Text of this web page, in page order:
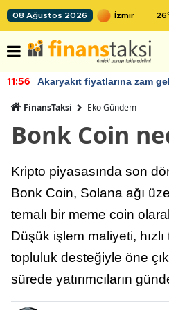
08 Ağustos 2026 26°
11:56 Akaryakıt fiyatlarına zam
FinansTaksi Eko Gündem
Bonk Coin
Kripto piyasasında son
Bonk Coin, Solana ağı
temalı bir meme coin
Düşük işlem maliyeti,
topluluk desteğiyle öne
sürede yatırımcıların